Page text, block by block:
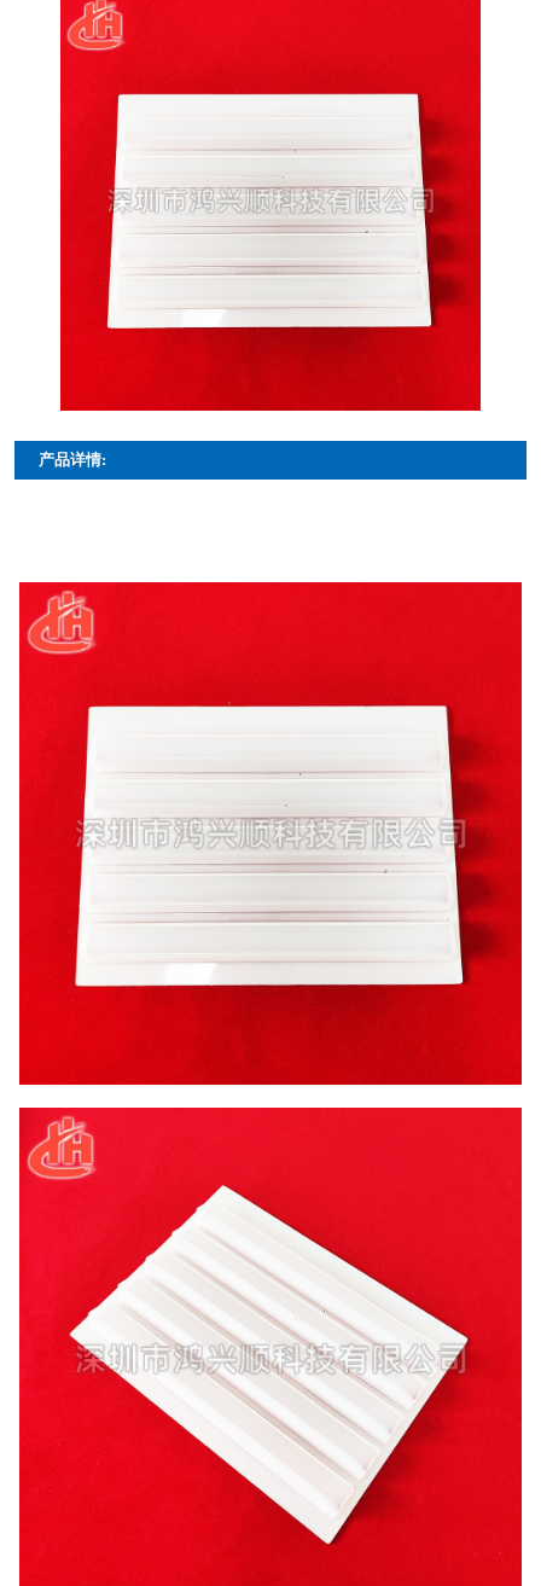
产品详情: